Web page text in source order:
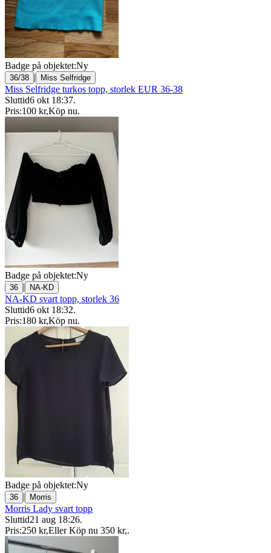
Badge på objektet:Ny
36/38 | Miss Selfridge
Miss Selfridge turkos topp, storlek EUR 36-38
Sluttid6 okt 18:37.
Pris:100 kr,Köp nu.
Badge på objektet:Ny
36 | NA-KD
NA-KD svart topp, storlek 36
Sluttid6 okt 18:32.
Pris:180 kr,Köp nu.
Badge på objektet:Ny
36 | Morris
Morris Lady svart topp
Sluttid21 aug 18:26.
Pris:250 kr,Eller Köp nu 350 kr,.